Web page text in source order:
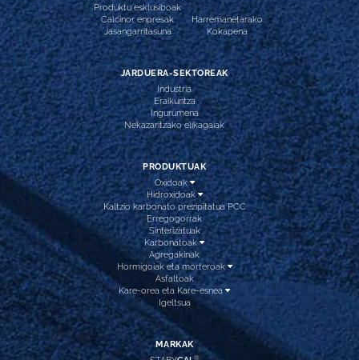
Produktu esklusiboak
Calcinor enpresak
Jasangarritasuna
Harremanetarako
Kokapena
JARDUERA-SEKTOREAK
Industria
Eraikuntza
Ingurumena
Nekazaritzako elikagaiak
PRODUKTUAK
Oxidoak
Hidroxidoak
Kaltzio karbonato prezipitatua PCC
Erregogorrak
Sinterizatuak
Karbonatoak
Agregakinak
Hormigoiak eta morteroak
Asfaltoak
Kare-orea eta Kare-esnea
Igeltsua
MARKAK
®